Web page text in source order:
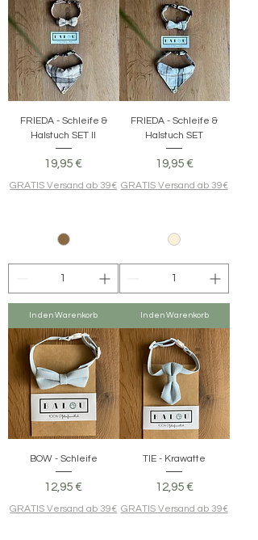
FRIEDA - Schleife &
Halstuch SET II
Preis
19,95 €
GRATIS Versand ab 39€
In den Warenkorb
FRIEDA - Schleife &
Halstuch SET
Preis
19,95 €
GRATIS Versand ab 39€
In den Warenkorb
BOW - Schleife
Preis
12,95 €
GRATIS Versand ab 39€
TIE - Krawatte
Preis
12,95 €
GRATIS Versand ab 39€